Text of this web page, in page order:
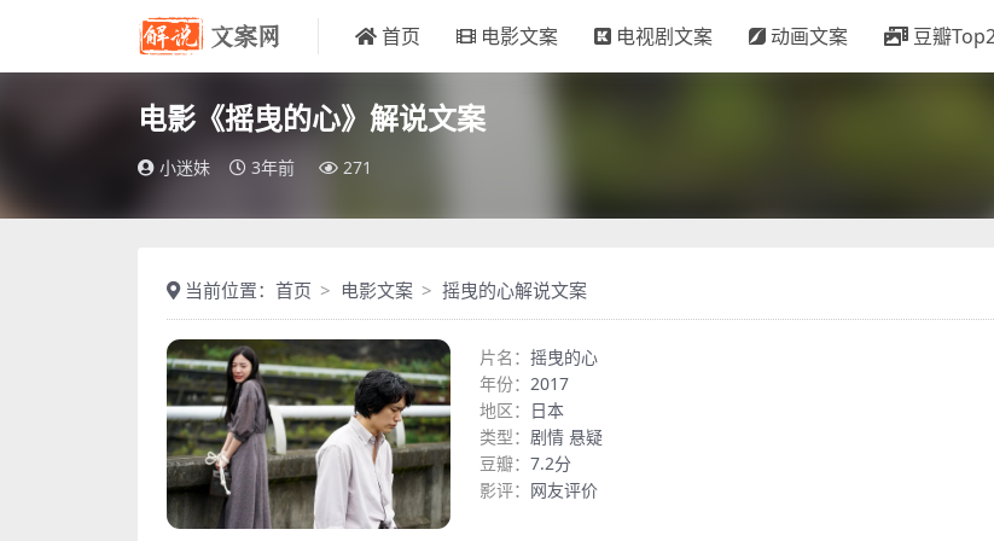
首页 电影文案 电视剧文案 动画文案 豆瓣
电影《摇曳的心》解说文案
小迷妹 3年前 271
当前位置： 首页 电影文案 摇曳的心解说文案
片名： 摇曳的心
年份： 2017
地区： 日本
类型： 剧情 悬疑
豆瓣： 7.2分
影评： 网友评价